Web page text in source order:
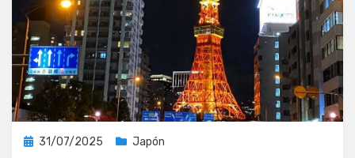
Publicada
31/07/2025 Japón